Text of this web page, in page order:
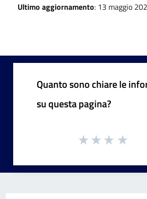
Ultimo aggiornamento: 13 maggio
Quanto sono chiare le
su questa pagina?